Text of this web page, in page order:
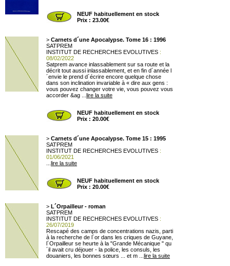
NEUF habituellement en stock
Prix : 23.00€
> Carnets d´une Apocalypse. Tome 16 : 1996
SATPREM
INSTITUT DE RECHERCHES EVOLUTIVES :
08/02/2022
Satprem avance inlassablement sur sa route et la
décrit tout aussi inlassablement, et en fin d´année l
´envie le prend d´écrire encore quelque chose
dans son inclination invariable à « dire aux gens :
vous pouvez changer votre vie, vous pouvez vous
accorder &ag ... lire la suite
NEUF habituellement en stock
Prix : 20.00€
> Carnets d´une Apocalypse. Tome 15 : 1995
SATPREM
INSTITUT DE RECHERCHES EVOLUTIVES :
01/06/2021
lire la suite
NEUF habituellement en stock
Prix : 20.00€
> L´Orpailleur - roman
SATPREM
INSTITUT DE RECHERCHES EVOLUTIVES :
26/07/2019
Rescapé des camps de concentrations nazis, parti
à la recherche de l´or dans les criques de Guyane,
l´Orpailleur se heurte à la "Grande Mécanique " qu
´il avait cru déjouer - la police, les consuls, les
douaniers, les bonnes sœurs ... et m ... lire la suite